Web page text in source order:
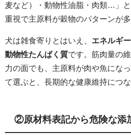
麦など）・動物性油脂・肉類…」
重視で主原料が穀物のパターンが多
犬は雑食寄りとはいえ、
エネルギ
動物性たんぱく質です。筋肉量の
力の面でも、主原料が肉や魚にな
て選ぶと、長期的な健康維持につ
②原材料表記から危険な添